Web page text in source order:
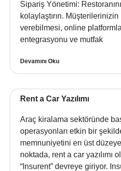
Sipariş Yönetimi:
kolaylaştırın.
verebilmesi, online
entegrasyonu ve mutfak
Devamını Oku
Rent a Car Yazılımı
Araç kiralama sektöründe
operasyonları etkin bir
memnuniyetini en üst düzeye
noktada, rent a car yazılımı
“Insurent” devreye giriyor.